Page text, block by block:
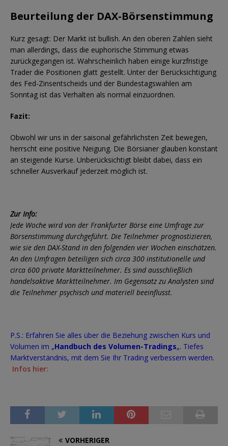
Beurteilung der DAX-Börsenstimmung
Kurz gesagt: Der Markt ist bullish. An den oberen Zahlen sieht
man allerdings, dass die euphorische Stimmung etwas
zurückgegangen ist. Wahrscheinlich haben einige kurzfristige
Trader die Positionen glatt gestellt. Unter der Berücksichtigung
des Fed-Zinsentscheids und der Bundestagswahlen am
Sonntag ist das Verhalten als normal einzuordnen.
Fazit:
Obwohl wir uns in der saisonal gefährlichsten Zeit bewegen,
herrscht eine positive Neigung. Die Börsianer glauben konstant
an steigende Kurse. Unberücksichtigt bleibt dabei, dass ein
schneller Ausverkauf jederzeit möglich ist.
Zur Info:
Jede Woche wird von der Frankfurter Börse eine Umfrage zur
Börsenstimmung durchgeführt. Die Teilnehmer prognostizieren,
wie sie den DAX-Stand in den folgenden vier Wochen einschätzen.
An den Umfragen beteiligen sich circa 300 institutionelle und
circa 600 private Marktteilnehmer. Es sind ausschließlich
handelsaktive Marktteilnehmer. Im Gegensatz zu Analysten sind
die Teilnehmer psychisch und materiell beeinflusst.
P.S.: Erfahren Sie alles über die Beziehung zwischen Kurs und
Volumen im „Handbuch des Volumen-Tradings„. Tiefes
Marktverständnis, mit dem Sie Ihr Trading verbessern werden.
Infos hier:
VORHERIGER